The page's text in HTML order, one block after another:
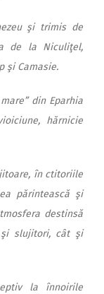
şi trimis de
de la Niculiţel,
şi Camasie.
din Eparhia
hărnicie
în ctitoriile
părintească şi
destinsă
slujitori, cât şi
la înnoirile